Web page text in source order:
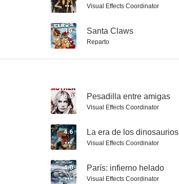
Visual Effects Coordinator
10 Santa Claws
Reparto
6.0 Pesadilla entre amigas
Visual Effects Coordinator
4.6 La era de los dinosaurios
Visual Effects Coordinator
4.0 París: infierno helado
Visual Effects Coordinator